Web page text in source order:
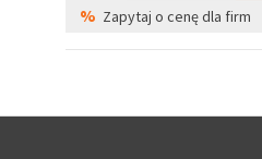
%Zapytaj o cenę dla